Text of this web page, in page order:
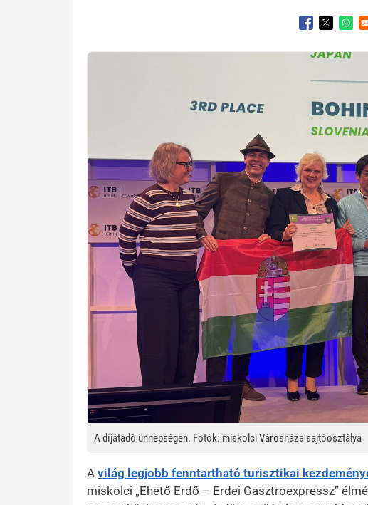
Opens in a
Opens
A díjátadó ünnepségen. Fotók: miskolci Városháza sajtóosztálya
A világ legjobb fenntartható turisztikai
miskolci „Ehető Erdő – Erdei Gasztroexpressz”